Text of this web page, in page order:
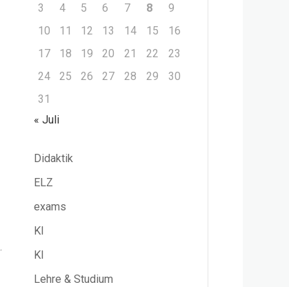
3
4 5 6 7 8
9
10
11 12 13 14 15
16
17
18 19 20 21 22
23
24
25 26 27 28 29
30
31
« Juli
Didaktik
ELZ
exams
KI
KI
Lehre & Studium